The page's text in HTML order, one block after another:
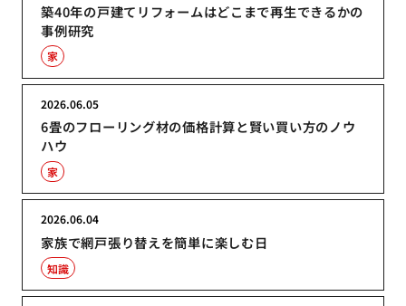
築40年の戸建てリフォームはどこまで再生できるかの
事例研究
家
6畳のフローリング材の価格計算と賢い買い方のノウ
ハウ
2026.06.05
家
家族で網戸張り替えを簡単に楽しむ日
2026.06.04
知識